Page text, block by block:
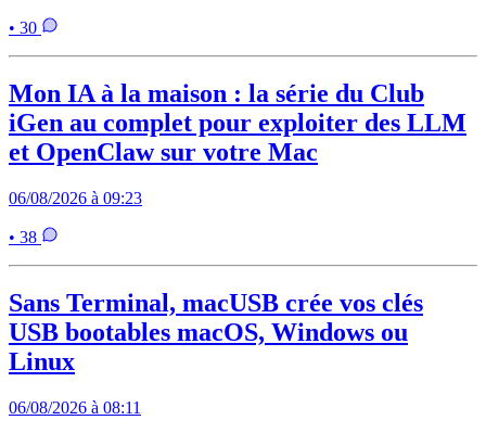
• 30
Mon IA à la maison : la série du Club
iGen au complet pour exploiter des LLM
et OpenClaw sur votre Mac
06/08/2026 à 09:23
• 38
Sans Terminal, macUSB crée vos clés
USB bootables macOS, Windows ou
Linux
06/08/2026 à 08:11